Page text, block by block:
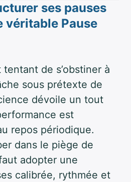
ses pauses
véritable Pause
de s’obstiner à
sous prétexte de
dévoile un tout
est
repos périodique.
dans le piège de
adopter une
calibrée, rythmée et